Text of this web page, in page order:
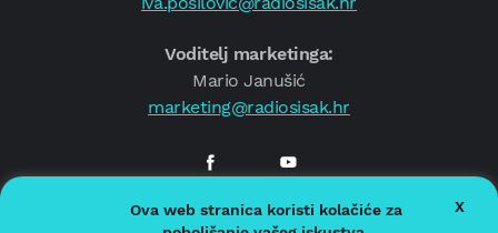
Voditelj marketinga:
Mario Janušić
marketing@radiosisak.hr
© 2026.Radio Sisak
Ova web stranica koristi kolačiće za
X